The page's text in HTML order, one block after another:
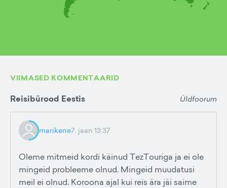
VIIMASED KOMMENTAARID
Reisibürood Eestis Üldfoorum
marikene7. jaan 13:37
Oleme mitmeid kordi käinud TezTouriga ja ei ole
mingeid probleeme olnud. Mingeid muudatusi
meil ei olnud. Koroona ajal kui reis ära jäi saime